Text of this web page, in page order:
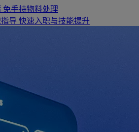
免手持物料处理
导 快速入职与技能提升